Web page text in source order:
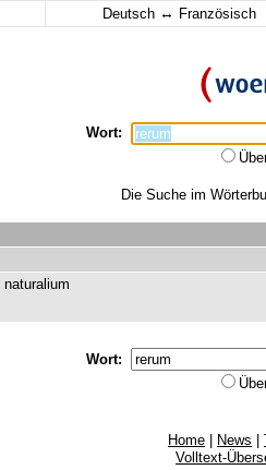
Deutsch ↔ Französisch
Wort:
Die Suche im
naturalium
Wort:
Home News
Volltext-